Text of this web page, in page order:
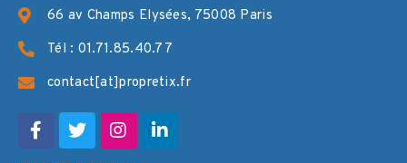
66 av Champs Elysées, 75008 Paris
Tél : 01.71.85.40.77
contact[at]propretix.fr